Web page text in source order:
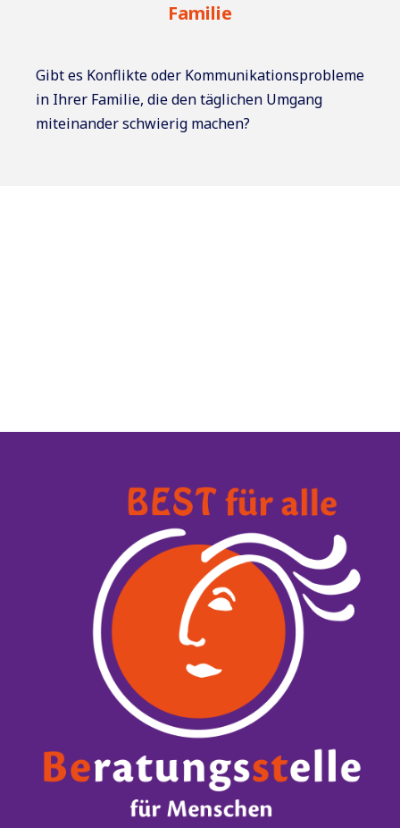
Familie
Gibt es Konflikte oder Kommunikationsprobleme
in Ihrer Familie, die den täglichen Umgang
miteinander schwierig machen?